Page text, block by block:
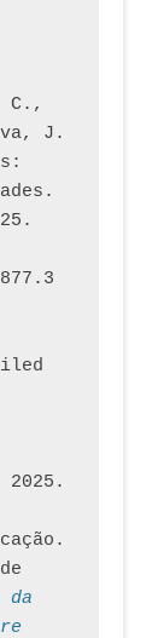
C.,
J.
2025.
da